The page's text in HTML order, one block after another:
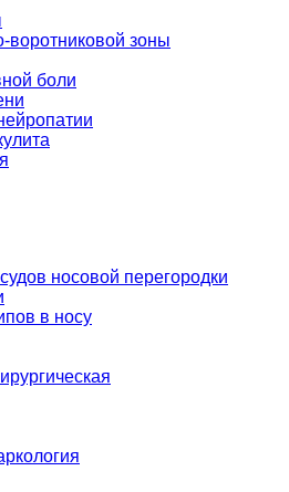
зоны
боли
носовой перегородки
в носу